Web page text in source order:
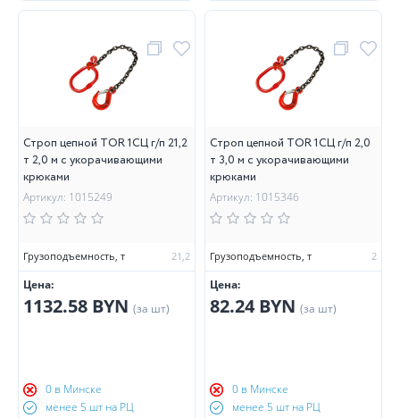
Строп цепной TOR 1СЦ г/п 21,2
т 2,0 м с укорачивающими
крюками
Артикул: 1015249
Грузоподъемность, т 21,2
Цена:
1132.58 BYN (за шт)
0 в Минске
менее 5 шт на РЦ
Строп цепной TOR 1СЦ г/п 2,0
т 3,0 м с укорачивающими
крюками
Артикул: 1015346
Грузоподъемность, т 2
Цена:
82.24 BYN (за шт)
0 в Минске
менее 5 шт на РЦ